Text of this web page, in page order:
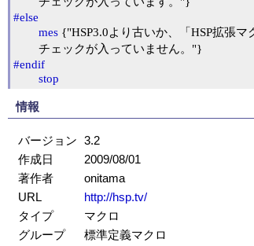
#else
mes {"HSP3.0より古いか、「HSP拡張マ
#endif
stop
情報
バージョン 3.2
作成日
2009/08/01
著作者
onitama
URL
http://hsp.tv/
タイプ
マクロ
グループ
標準定義マクロ